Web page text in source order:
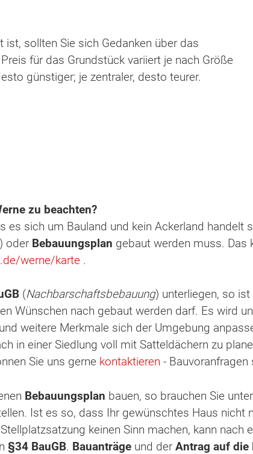
sollten Sie sich Gedanken über das
für das Grundstück variiert je nach Größe
günstiger; je zentraler, desto teurer.
zu beachten?
es sich um Bauland und kein Ackerland handelt
) oder Bebauungsplan gebaut werden muss. Das
werne/karte .
(Nachbarschaftsbebauung) unterliegen, so
Wünschen nach gebaut werden darf. Es wird
weitere Merkmale sich der Umgebung
in einer Siedlung voll mit Satteldächern zu
Sie uns gerne kontaktieren -
Bebauungsplan bauen, so brauchen Sie
Ist es so, dass Ihr gewünschtes Haus nicht
keinen Sinn machen, kann nach
§34 BauGB. Bauanträge und der Antrag auf die
Sie suchen?